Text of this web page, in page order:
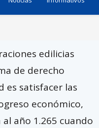
edilicias
de derecho
es satisfacer las
económico,
año 1.265 cuando